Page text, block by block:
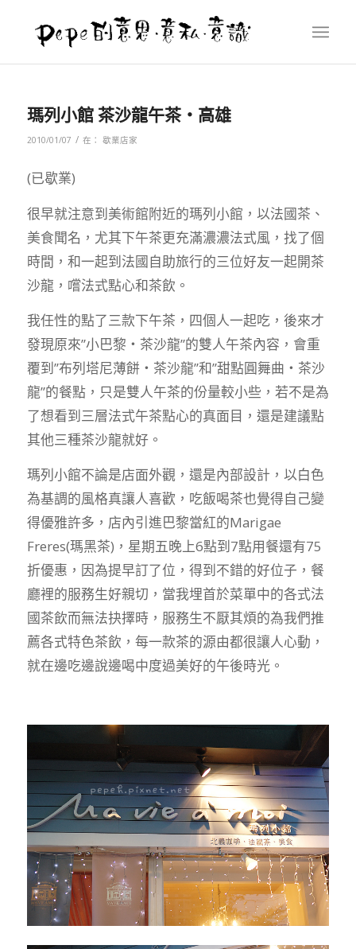
瑪列小館 茶沙龍午茶‧高雄
2010/01/07 / 在： 歇業店家
(已歇業)
很早就注意到美術館附近的瑪列小館，以法國茶、
美食聞名，尤其下午茶更充滿濃濃法式風，找了個
時間，和一起到法國自助旅行的三位好友一起開茶
沙龍，嚐法式點心和茶飲。
我任性的點了三款下午茶，四個人一起吃，後來才
發現原來”小巴黎‧茶沙龍”的雙人午茶內容，會重
覆到”布列塔尼薄餅‧茶沙龍”和”甜點圓舞曲‧茶沙
龍”的餐點，只是雙人午茶的份量較小些，若不是為
了想看到三層法式午茶點心的真面目，還是建議點
其他三種茶沙龍就好。
瑪列小館不論是店面外觀，還是內部設計，以白色
為基調的風格真讓人喜歡，吃飯喝茶也覺得自己變
得優雅許多，店內引進巴黎當紅的Marigae
Freres(瑪黑茶)，星期五晚上6點到7點用餐還有75
折優惠，因為提早訂了位，得到不錯的好位子，餐
廳裡的服務生好親切，當我埋首於菜單中的各式法
國茶飲而無法抉擇時，服務生不厭其煩的為我們推
薦各式特色茶飲，每一款茶的源由都很讓人心動，
就在邊吃邊說邊喝中度過美好的午後時光。